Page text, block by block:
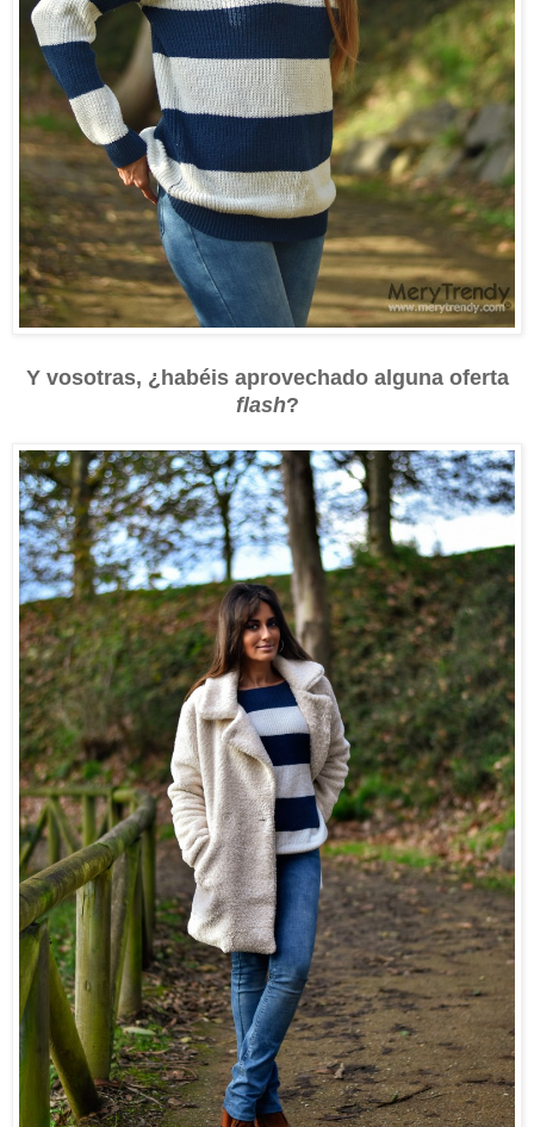
Y vosotras, ¿habéis aprovechado alguna oferta
flash?